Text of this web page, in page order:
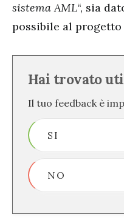
sistema AML“, sia
possibile al progetto
Hai trovato
Il tuo feedback è
SI
NO